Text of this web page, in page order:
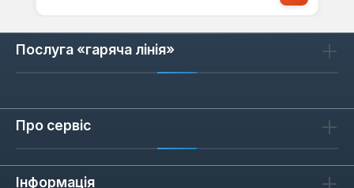
Послуга «гаряча лінія»
Про сервіс
Інформація